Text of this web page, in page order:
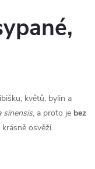
květů, bylin a
sinensis, a proto je bez
osvěží.